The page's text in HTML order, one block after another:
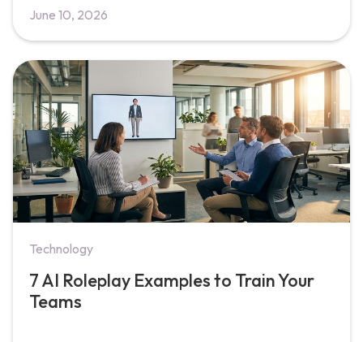
June 10, 2026
Technology
7 AI Roleplay Examples to Train Your
Teams